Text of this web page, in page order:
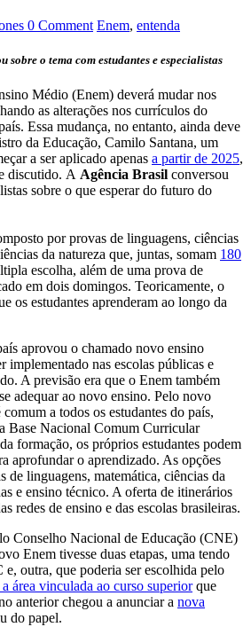
0 Comment Enem, entenda
sobre o tema com estudantes e especialistas
Médio (Enem) deverá mudar nos
as alterações nos currículos do
Essa mudança, no entanto, ainda deve
da Educação, Camilo Santana, um
a ser aplicado apenas a partir de 2025,
discutido. A Agência Brasil conversou
sobre o que esperar do futuro do
por provas de linguagens, ciências
da natureza que, juntas, somam 180
escolha, além de uma prova de
em dois domingos. Teoricamente, o
os estudantes aprenderam ao longo da
aprovou o chamado novo ensino
implementado nas escolas públicas e
A previsão era que o Enem também
adequar ao novo ensino. Pelo novo
a todos os estudantes do país,
Base Nacional Comum Curricular
formação, os próprios estudantes podem
aprofundar o aprendizado. As opções
de linguagens, matemática, ciências da
e ensino técnico. A oferta de itinerários
redes de ensino e das escolas brasileiras.
Conselho Nacional de Educação (CNE)
Enem tivesse duas etapas, uma tendo
outra, que poderia ser escolhida pelo
área vinculada ao curso superiorque
anterior chegou a anunciar a nova
do papel.